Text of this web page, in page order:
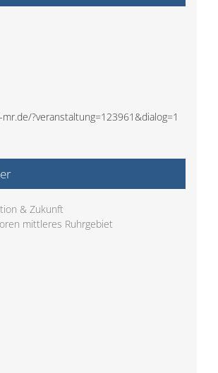
?veranstaltung=123961&dialog=1
& Zukunft
mittleres Ruhrgebiet